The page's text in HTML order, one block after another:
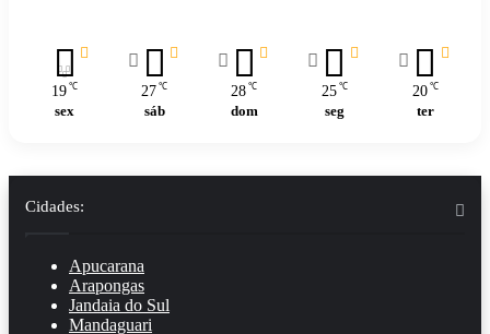
19 ℃
sex
27 ℃
sáb
28 ℃
dom
25 ℃
seg
20 ℃
ter
Cidades:
Apucarana
Arapongas
Jandaia do Sul
Mandaguari